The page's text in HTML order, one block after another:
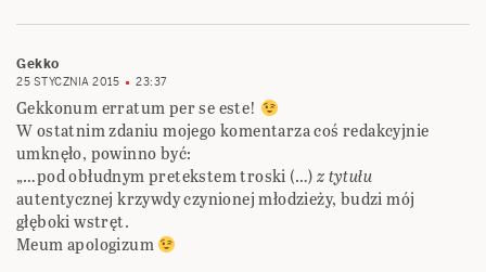
Gekko
25 STYCZNIA 2015 23:37
Gekkonum erratum per se este!
W ostatnim zdaniu mojego komentarza coś redakcyjnie
umknęło, powinno być:
„…pod obłudnym pretekstem troski (…)z tytułu
autentycznej krzywdy czynionej młodzieży, budzi mój
głęboki wstręt.
Meum apologizum